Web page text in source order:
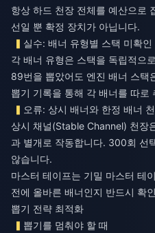
항상 하드 천장 전체를 예산으로
선일 뿐 확정 장치가 아닙니다.
실수: 배너 유형별 스택 미확인
각 배너 유형은 스택을 독립적으
89번을 뽑았어도 엔진 배너 스택
뽑기 기록을 통해 각 배너를 따로
오류: 상시 배너와 한정 배너
상시 채널(Stable Channel) 천장
과 별개로 작동합니다. 300회 선
않습니다.
마스터 테이프는 기밀 마스터 테
전에 올바른 배너인지 반드시 확
뽑기 전략 최적화
뽑기를 멈춰야 할 때